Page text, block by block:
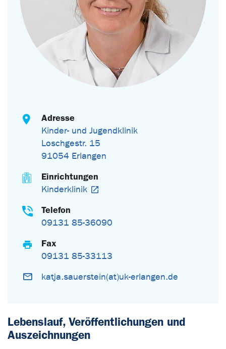
Adresse
Kinder- und Jugendklinik
Loschgestr. 15
91054 Erlangen
Einrichtungen
Kinderklinik
Telefon
09131 85-36090
Fax
09131 85-33113
katja.sauerstein(at)uk-erlangen.de
Lebenslauf, Veröffentlichungen und
Auszeichnungen